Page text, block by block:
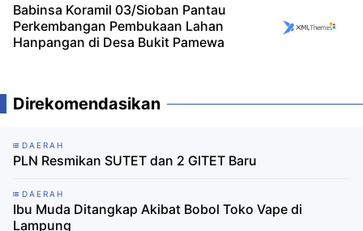
Babinsa Koramil 03/Sioban Pantau
Perkembangan Pembukaan Lahan
Hanpangan di Desa Bukit Pamewa
Direkomendasikan
DAERAH
PLN Resmikan SUTET dan 2 GITET Baru
DAERAH
Ibu Muda Ditangkap Akibat Bobol Toko Vape di
Lampung